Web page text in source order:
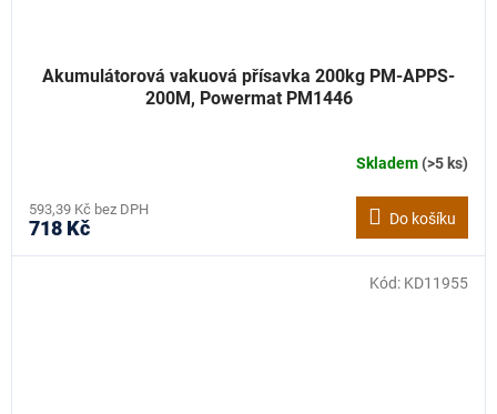
Akumulátorová vakuová přísavka 200kg PM-APPS-
200M, Powermat PM1446
Skladem(>5 ks)
593,39 Kč bez DPH
718 Kč Do košíku
Kód: KD11955